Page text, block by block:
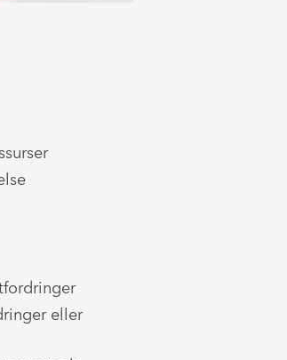
eller